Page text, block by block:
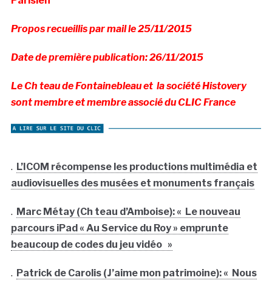
Propos recueillis par mail le 25/11/2015
Date de première publication: 26/11/2015
Le Ch teau de Fontainebleau et la société Histovery
sont membre et membre associé du CLIC France
. L’ICOM récompense les productions multimédia et
audiovisuelles des musées et monuments français
. Marc Métay (Ch teau d’Amboise): « Le nouveau
parcours iPad « Au Service du Roy » emprunte
beaucoup de codes du jeu vidéo »
. Patrick de Carolis (J’aime mon patrimoine): « Nous